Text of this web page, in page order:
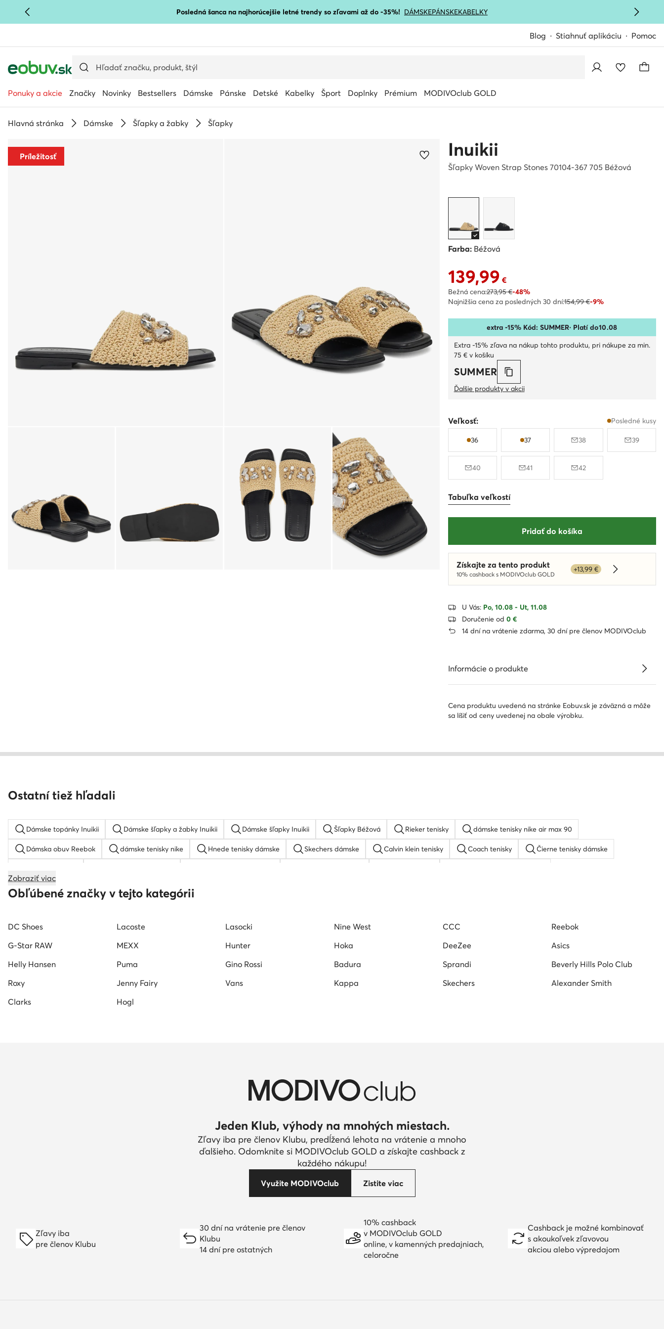
PREJSŤ NA HLAVNÝ OBSAH Posledná šanca na najhorúcejšie letné trendy so zľavami až do -35%! DÁMSKEPÁNSKEKABELKY
Blog Stiahnuť aplikáciu Pomoc
Ponuky a akcie Značky Novinky Bestsellers Dámske Pánske Detské Kabelky Šport Doplnky Prémium MODIVOclub GOLD
Hlavná stránka Dámske Šľapky a žabky Šľapky
Príležitosť Inuikii
Šľapky Woven Strap Stones 70104-367 705 Béžová
Farba:Béžová
Aktuálna cena 139,99 €
139,99 €
Bežná cena:273,95 €-48%
Najnižšia cena za posledných 30 dní:154,99 €-9%
extra -15% Kód: SUMMER· Platí do10.08
Extra -15% zľava na nákup tohto produktu, pri nákupe za min.
75 € v košíku
SUMMER
Ďalšie produkty v akcii
Veľkosť: Posledné kusy
36 37 38 39
40 41 42
Tabuľka veľkostí
Pridať do košíka
Získajte za tento produkt
10% cashback s MODIVOclub GOLD
+13,99 €
Dowiedz się
U Vás: Po, 10.08 - Ut, 11.08
Doručenie od 0 €
14 dní na vrátenie zdarma, 30 dní pre členov MODIVOclub
Informácie o produkte
Cena produktu uvedená na stránke Eobuv.sk je záväzná a môže
sa líšiť od ceny uvedenej na obale výrobku.
Ostatní tiež hľadali
Dámske topánky Inuikii Dámske šľapky a žabky Inuikii Dámske šľapky Inuikii Šľapky Béžová Rieker tenisky dámske tenisky nike air max 90
Dámska obuv Reebok dámske tenisky nike Hnede tenisky dámske Skechers dámske Calvin klein tenisky Coach tenisky Čierne tenisky dámske
Tamaris lodičky Karl lagerfeld tenisky dámske
Tenisky lacoste dámske Dámske tenisky Beverly Hills Polo Club Converse tenisky dámske
Zobraziť viac
Obľúbené značky v tejto kategórii
DC Shoes Lacoste Lasocki Nine West CCC
Reebok
G-Star RAW
MEXX Hunter Hoka DeeZee
Asics
Helly Hansen
Puma Gino Rossi Badura Sprandi
Beverly Hills Polo Club
Roxy
Jenny Fairy Vans Kappa Skechers
Alexander Smith
Clarks
Hogl
Jeden Klub, výhody na mnohých miestach.
Zľavy iba pre členov Klubu, predĺžená lehota na vrátenie a mnoho
ďalšieho. Odomknite si MODIVOclub GOLD a získajte cashback z
každého nákupu!
Využite MODIVOclub Zistite viac
Zľavy iba
pre členov Klubu
30 dní na vrátenie pre členov
Klubu
14 dní pre ostatných
10% cashback
v MODIVOclub GOLD
online, v kamenných predajniach,
celoročne
Cashback je možné kombinovať
s akoukoľvek zľavovou
akciou alebo výpredajom